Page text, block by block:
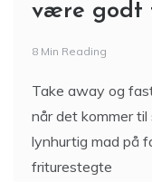
være godt
8 Min Reading
Take away og
når det kommer
lynhurtig mad på
friturestegte